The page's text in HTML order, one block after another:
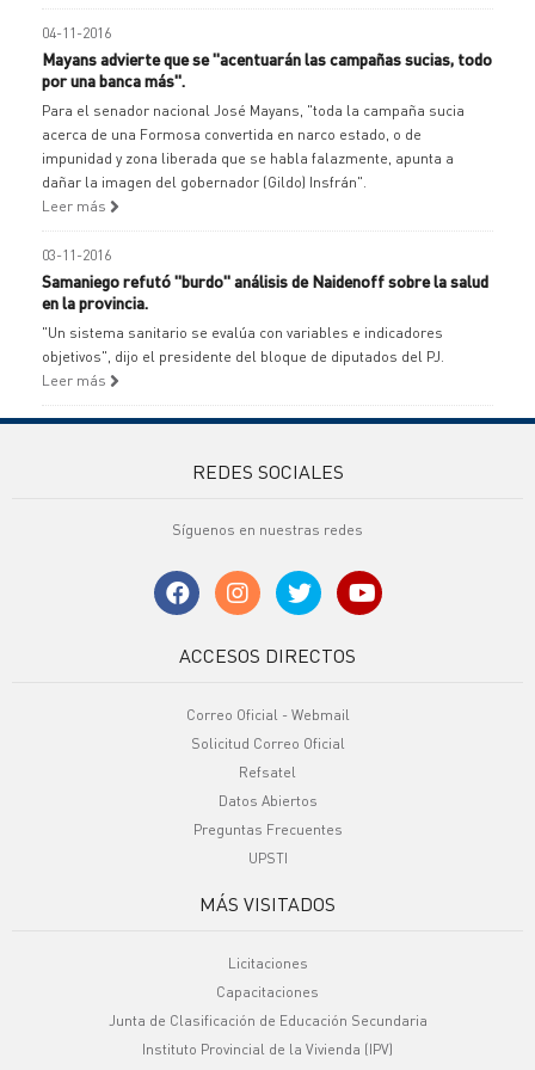
04-11-2016
Mayans advierte que se "acentuarán las campañas sucias, todo
por una banca más".
Para el senador nacional José Mayans, "toda la campaña sucia
acerca de una Formosa convertida en narco estado, o de
impunidad y zona liberada que se habla falazmente, apunta a
dañar la imagen del gobernador (Gildo) Insfrán".
Leer más
03-11-2016
Samaniego refutó "burdo" análisis de Naidenoff sobre la salud
en la provincia.
"Un sistema sanitario se evalúa con variables e indicadores
objetivos", dijo el presidente del bloque de diputados del PJ.
Leer más
REDES SOCIALES
Síguenos en nuestras redes
ACCESOS DIRECTOS
Correo Oficial - Webmail
Solicitud Correo Oficial
Refsatel
Datos Abiertos
Preguntas Frecuentes
UPSTI
MÁS VISITADOS
Licitaciones
Capacitaciones
Junta de Clasificación de Educación Secundaria
Instituto Provincial de la Vivienda (IPV)